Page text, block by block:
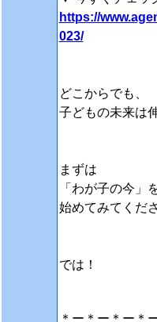
https://
023/
どこからでも、
子どもの未来は
まずは
「わが子の今」
始めてみてくだ
では！
＊ー＊ー＊ー＊